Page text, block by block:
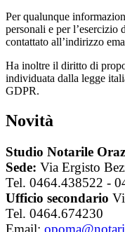
Per qualunque
personali e per
contattato all’indirizzo
Ha inoltre il diritto di
individuata dalla legge
GDPR.
Novità
Studio Notarile
Sede: Via Ergisto
Tel. 0464.438522 -
Ufficio secondario
Tel. 0464.674230
Email: